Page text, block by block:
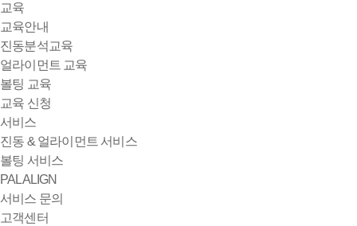
교육
교육안내
진동분석교육
얼라이먼트 교육
볼팅 교육
교육 신청
서비스
진동 & 얼라이먼트 서비스
볼팅 서비스
PALALIGN
서비스 문의
고객센터